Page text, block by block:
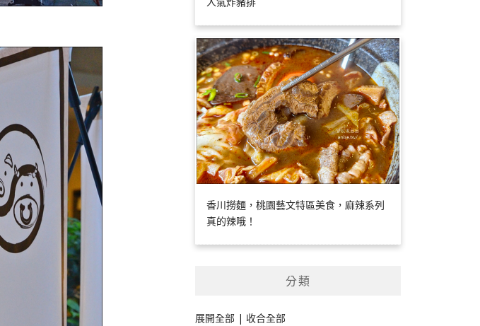
香川撈麵，桃園藝文特區美食，麻辣系列
真的辣哦！
分類
展開全部 | 收合全部